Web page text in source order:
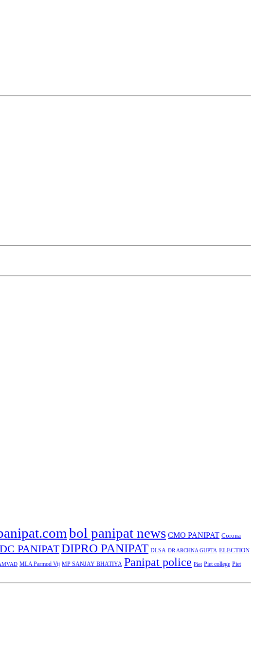
bol panipat news CMO PANIPAT Corona
DC PANIPATDIPRO PANIPAT DLSA DR ARCHNA GUPTA ELECTION
MLA Parmod Vij MP SANJAY BHATIYA Panipat police Piet Piet college Piet